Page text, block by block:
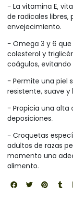
- La vitamina E,
de radicales libres,
envejecimiento.
- Omega 3 y 6
colesterol y
coágulos,
- Permite una piel
resistente, suave y
- Propicia una alta
deposiciones.
- Croquetas
adultos de razas
momento una
alimento.